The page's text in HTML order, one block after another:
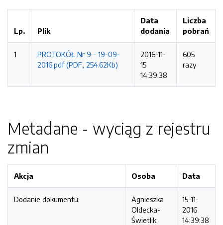
Lp. Plik
Data
dodania
Liczba
pobrań
1
PROTOKÓŁ Nr 9 - 19-09-
2016.pdf (PDF, 254.62Kb)
2016-11-
15
14:39:38
605
razy
Metadane - wyciąg z rejestru
zmian
Akcja Osoba Data
Dodanie dokumentu:
Agnieszka
Oldecka-
Świetlik
15-11-
2016
14:39:38